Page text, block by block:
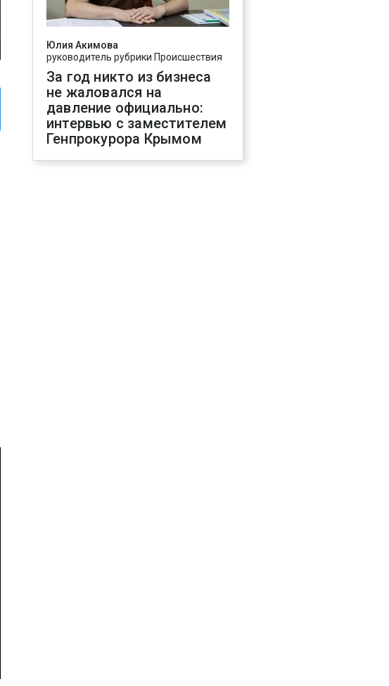
Юлия Акимова
руководитель рубрики Происшествия
За год никто из бизнеса
не жаловался на
давление официально:
интервью с заместителем
Генпрокурора Крымом